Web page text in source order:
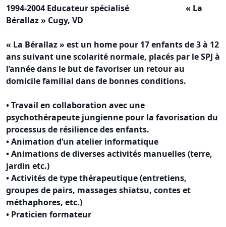
1994-2004 Educateur spécialisé « La
Bérallaz » Cugy, VD
« La Bérallaz » est un home pour 17 enfants de 3 à 12
ans suivant une scolarité normale, placés par le SPJ à
l’année dans le but de favoriser un retour au
domicile familial dans de bonnes conditions.
• Travail en collaboration avec une
psychothérapeute jungienne pour la favorisation du
processus de résilience des enfants.
• Animation d’un atelier informatique
• Animations de diverses activités manuelles (terre,
jardin etc.)
• Activités de type thérapeutique (entretiens,
groupes de pairs, massages shiatsu, contes et
méthaphores, etc.)
• Praticien formateur